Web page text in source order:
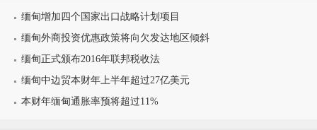
缅甸增加四个国家出口战略计划项目
缅甸外商投资优惠政策将向欠发达地区倾斜
缅甸正式颁布2016年联邦税收法
缅甸中边贸本财年上半年超过27亿美元
本财年缅甸通胀率预将超过11%